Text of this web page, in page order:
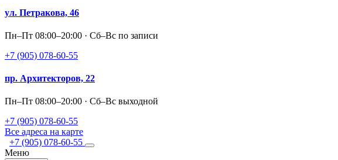
ул. Петракова, 46
Пн–Пт 08:00–20:00 · Сб–Вс по записи
+7 (905) 078-60-55
пр. Архитекторов, 22
Пн–Пт 08:00–20:00 · Сб–Вс выходной
+7 (905) 078-60-55
Все адреса на карте
+7 (905) 078-60-55
Меню